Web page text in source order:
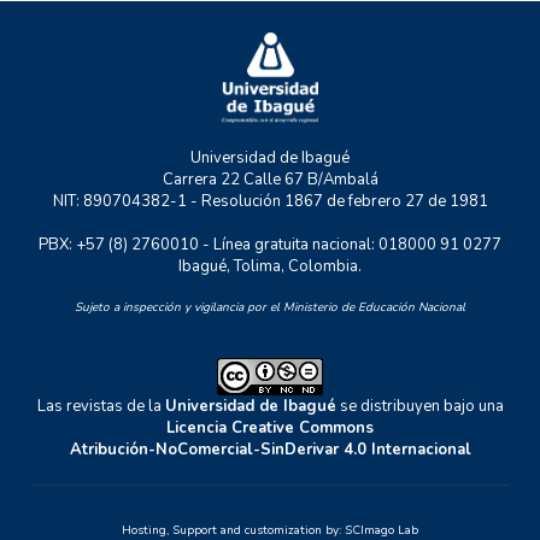
Universidad de Ibagué
Carrera 22 Calle 67 B/Ambalá
NIT: 890704382-1 - Resolución 1867 de febrero 27 de 1981
PBX: +57 (8) 2760010 - Línea gratuita nacional: 018000 91 0277
Ibagué, Tolima, Colombia.
Sujeto a inspección y vigilancia por el Ministerio de Educación Nacional
Las revistas de la Universidad de Ibagué se distribuyen bajo una
Licencia Creative Commons
Atribución-NoComercial-SinDerivar 4.0 Internacional
Hosting, Support and customization by: SCImago Lab